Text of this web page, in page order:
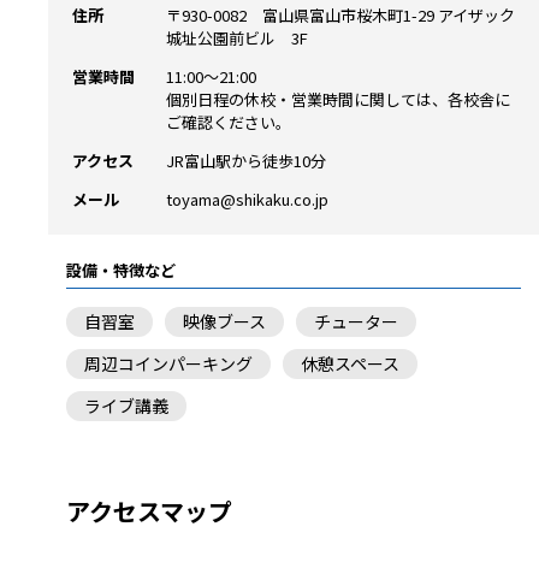
住所
〒930-0082 富山県富山市桜木町1-29 アイザック
城址公園前ビル 3F
営業時間
11:00～21:00
個別日程の休校・営業時間に関しては、各校舎に
ご確認ください。
アクセス
JR富山駅から徒歩10分
メール
toyama@shikaku.co.jp
設備・特徴など
自習室 映像ブース
チューター
周辺コインパーキング
休憩スペース
ライブ講義
アクセスマップ